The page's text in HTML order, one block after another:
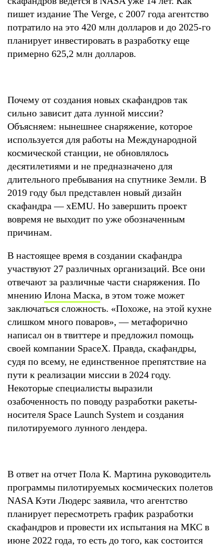
пишет издание The Verge, с 2007 года агентство
потратило на это 420 млн долларов и до 2025-го
планирует инвестировать в разработку еще
примерно 625,2 млн долларов.
Почему от создания новых скафандров так
сильно зависит дата лунной миссии?
Объясняем: нынешнее снаряжение, которое
используется для работы на Международной
космической станции, не обновлялось
десятилетиями и не предназначено для
длительного пребывания на спутнике Земли. В
2019 году был представлен новый дизайн
скафандра — xEMU. Но завершить проект
вовремя не выходит по уже обозначенным
причинам.
В настоящее время в создании скафандра
участвуют 27 различных организаций. Все они
отвечают за различные части снаряжения. По
мнению Илона Маска, в этом тоже может
заключаться сложность. «Похоже, на этой кухне
слишком много поваров», — метафорично
написал он в твиттере и предложил помощь
своей компании SpaceX. Правда, скафандры,
судя по всему, не единственное препятствие на
пути к реализации миссии в 2024 году.
Некоторые специалисты выразили
озабоченность по поводу разработки ракеты-
носителя Space Launch System и создания
пилотируемого лунного лендера.
В ответ на отчет Пола К. Мартина руководитель
программы пилотируемых космических полетов
NASA Кэти Людерс заявила, что агентство
планирует пересмотреть график разработки
скафандров и провести их испытания на МКС в
июне 2022 года, то есть до того, как состоится